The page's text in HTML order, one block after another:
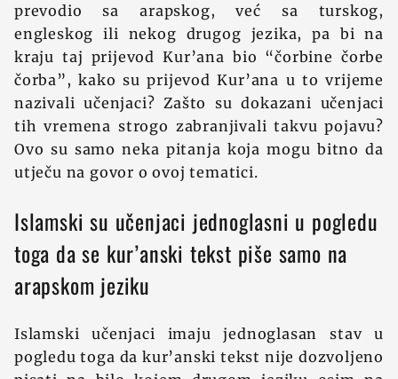
prevodio sa arapskog, već sa turskog,
engleskog ili nekog drugog jezika, pa bi na
kraju taj prijevod Kur’ana bio “čorbine čorbe
čorba”, kako su prijevod Kur’ana u to vrijeme
nazivali učenjaci? Zašto su dokazani učenjaci
tih vremena strogo zabranjivali takvu pojavu?
Ovo su samo neka pitanja koja mogu bitno da
utječu na govor o ovoj tematici.
Islamski su učenjaci jednoglasni u pogledu
toga da se kur’anski tekst piše samo na
arapskom jeziku
Islamski učenjaci imaju jednoglasan stav u
pogledu toga da kur’anski tekst nije dozvoljeno